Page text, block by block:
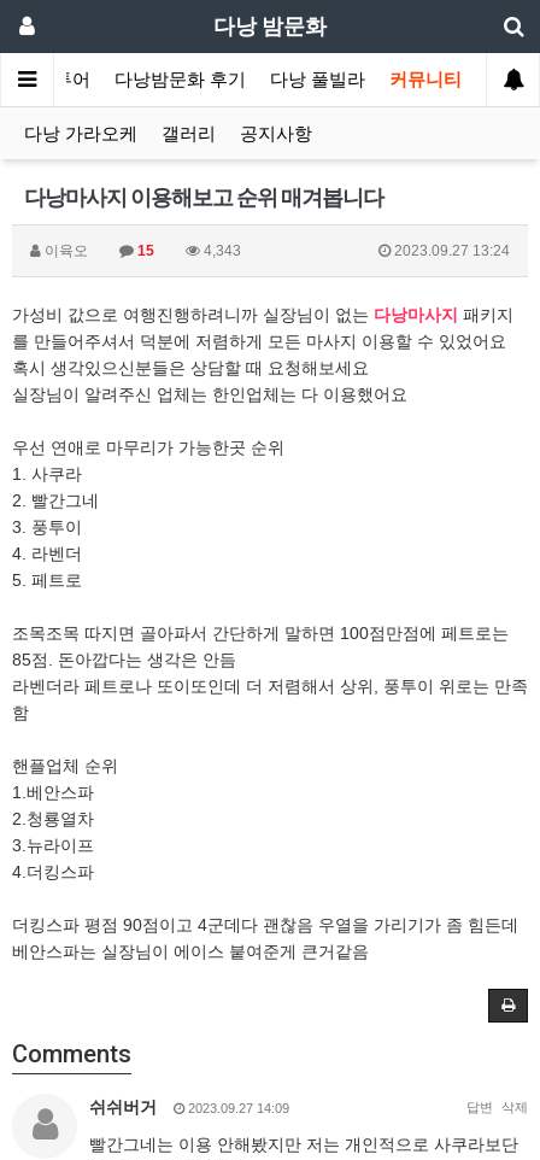
다낭 밤문화
황제투어 다낭밤문화 후기 다낭 풀빌라 커뮤니티
다낭 가라오케 갤러리 공지사항
다낭마사지 이용해보고 순위 매겨봅니다
이육오 15 4,343 2023.09.27 13:24
가성비 값으로 여행진행하려니까 실장님이 없는 다낭마사지 패키지
를 만들어주셔서 덕분에 저렴하게 모든 마사지 이용할 수 있었어요
혹시 생각있으신분들은 상담할 때 요청해보세요
실장님이 알려주신 업체는 한인업체는 다 이용했어요
우선 연애로 마무리가 가능한곳 순위
1. 사쿠라
2. 빨간그네
3. 풍투이
4. 라벤더
5. 페트로
조목조목 따지면 골아파서 간단하게 말하면 100점만점에 페트로는
85점. 돈아깝다는 생각은 안듬
라벤더라 페트로나 또이또인데 더 저렴해서 상위, 풍투이 위로는 만족
함
핸플업체 순위
1.베안스파
2.청룡열차
3.뉴라이프
4.더킹스파
더킹스파 평점 90점이고 4군데다 괜찮음 우열을 가리기가 좀 힘든데
베안스파는 실장님이 에이스 붙여준게 큰거같음
Comments
쉬쉬버거 2023.09.27 14:09 답변 삭제
빨간그네는 이용 안해봤지만 저는 개인적으로 사쿠라보단